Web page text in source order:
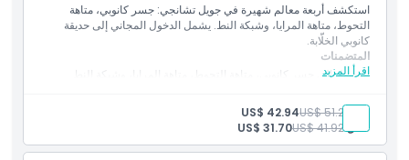
استكشف أربعة معالم شهيرة في جويل تشانجي: جسر كانوبي، متاهة
التحوط، متاهة المرايا، وشبكة النط. يشمل الدخول المجاني إلى حديقة
كانوبي الخلّابة.
اقرأ المزيد
المتضمنات
الوصول إلى جسر كانوبي، متاهة التحوط، متاهة المرايا، وشبكة النط
بالغ:
US$ 51.29
US$ 42.94
طفل:US$ 41.92
US$ 31.70